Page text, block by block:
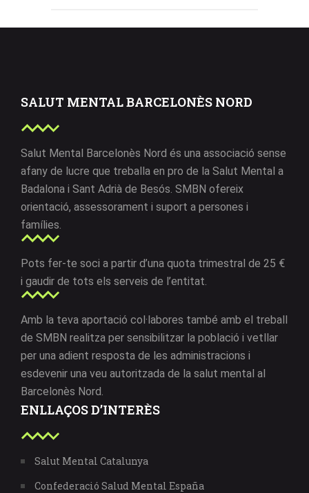
SALUT MENTAL BARCELONÈS NORD
Salut Mental Barcelonès Nord és una associació sense
afany de lucre que treballa en pro de la Salut Mental a
Badalona i Sant Adrià de Besós. SMBN ofereix
orientació, assessorament i suport a persones i
famílies.
Pots fer-te soci a partir d’una quota trimestral de 25 €
i gaudir de tots els serveis de l’entitat.
Amb la teva aportació col·labores també amb el treball
de SMBN realitza per sensibilitzar la població i vetllar
per una adient resposta de les administracions i
esdevenir una veu autoritzada de la salut mental al
Barcelonès Nord.
ENLLAÇOS D’INTERÈS
Salut Mental Catalunya
Confederació Salud Mental España